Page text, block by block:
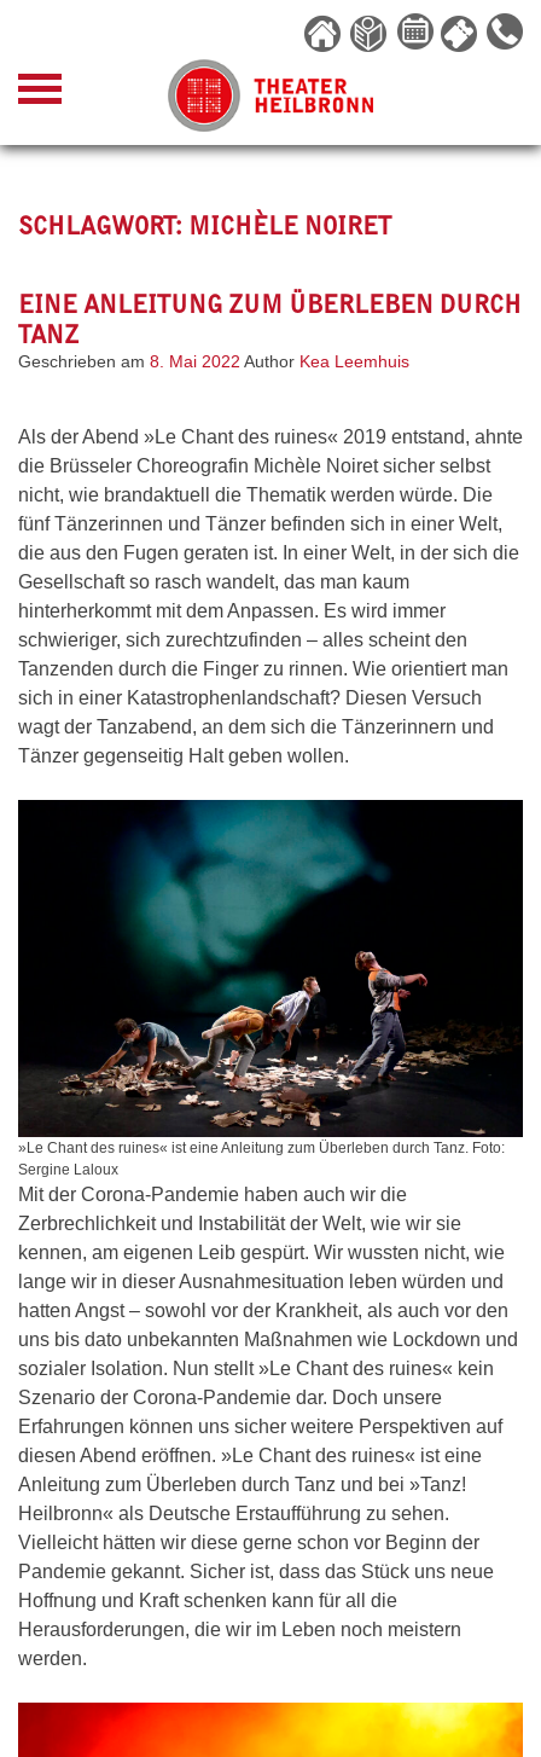
content
SCHLAGWORT: MICHÈLE NOIRET
EINE ANLEITUNG ZUM ÜBERLEBEN DURCH
TANZ
Geschrieben am 8. Mai 2022 Author Kea Leemhuis
Als der Abend »Le Chant des ruines« 2019 entstand, ahnte
die Brüsseler Choreografin Michèle Noiret sicher selbst
nicht, wie brandaktuell die Thematik werden würde. Die
fünf Tänzerinnen und Tänzer befinden sich in einer Welt,
die aus den Fugen geraten ist. In einer Welt, in der sich die
Gesellschaft so rasch wandelt, das man kaum
hinterherkommt mit dem Anpassen. Es wird immer
schwieriger, sich zurechtzufinden – alles scheint den
Tanzenden durch die Finger zu rinnen. Wie orientiert man
sich in einer Katastrophenlandschaft? Diesen Versuch
wagt der Tanzabend, an dem sich die Tänzerinnern und
Tänzer gegenseitig Halt geben wollen.
»Le Chant des ruines« ist eine Anleitung zum Überleben durch Tanz. Foto:
Sergine Laloux
Mit der Corona-Pandemie haben auch wir die
Zerbrechlichkeit und Instabilität der Welt, wie wir sie
kennen, am eigenen Leib gespürt. Wir wussten nicht, wie
lange wir in dieser Ausnahmesituation leben würden und
hatten Angst – sowohl vor der Krankheit, als auch vor den
uns bis dato unbekannten Maßnahmen wie Lockdown und
sozialer Isolation. Nun stellt »Le Chant des ruines« kein
Szenario der Corona-Pandemie dar. Doch unsere
Erfahrungen können uns sicher weitere Perspektiven auf
diesen Abend eröffnen. »Le Chant des ruines« ist eine
Anleitung zum Überleben durch Tanz und bei »Tanz!
Heilbronn« als Deutsche Erstaufführung zu sehen.
Vielleicht hätten wir diese gerne schon vor Beginn der
Pandemie gekannt. Sicher ist, dass das Stück uns neue
Hoffnung und Kraft schenken kann für all die
Herausforderungen, die wir im Leben noch meistern
werden.